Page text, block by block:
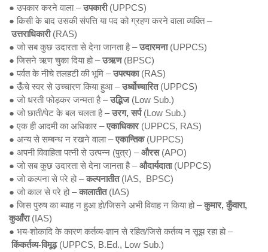
● उपकार करने वाला –उपकारी(UPPCS)
● किसी के बाद उसकी संपत्ति या पद को ग्रहण करने वाला व्यक्ति –
उत्तराधिकारी(RAS)
● जो सब कुछ उदारता से देना जानता है –उदारमना(UPPCS)
● जिसने ऋण चुका दिया हो –उऋण(BPSC)
● पर्वत के नीचे तलहटी की भूमि –उपत्यका(RAS)
● ऊँचे स्वर से उच्चारण किया हुआ –उर्ध्वोच्चारित(UPPCS)
● जो धरती फोड़कर जन्मता है –उद्भिज(Low Sub.)
● जो छाती/पेट के बल चलता है –उरग, सर्प(Low Sub.)
● एक ही आदमी का अधिकार –एकाधिकार(UPPCS, RAS)
● अन्य से सम्बन्ध न रखने वाला –एकान्तिक(UPPCS)
● अपनी विवाहिता पत्नी से उत्पन्न (पुत्र) –औरस(APO)
● जो सब कुछ उदारता से देना जानता है –औदार्यदाता(UPPCS)
● जो कल्पना से परे हो –कल्पनातीत(IAS, BPSC)
● जो काल से परे हो –कालातीत(IAS)
● जिस पुरुष का ब्याह न हुआ हो/जिसने अभी विवाह न किया हो –कुमार, कुँवारा,
कुआँरा(IAS)
● भय-शोकादि के कारण कर्तव्य-ज्ञान से रहित/जिसे कर्तव्य न सूझ रहा हो –
किंकर्तव्य-विमूढ़(UPPCS, B.Ed., Low Sub.)